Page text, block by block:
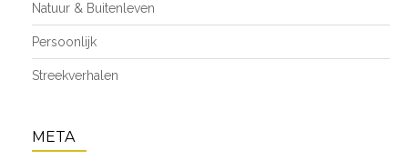
Natuur & Buitenleven
Persoonlijk
Streekverhalen
META